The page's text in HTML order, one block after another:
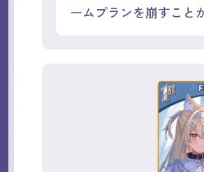
ームプランを崩すこと